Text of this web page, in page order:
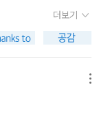
에서는 이 책을 읽
책이다. 중동태
단초를 마련할 수
의 갈등을 조금이
와 아내의 한계를
구하기 위해서는
하는 학문은 다름
학이나 논리학이
방법론으로서 수학
다.어느 시대든 이러
있다.이전 세기에
바 있다.그러나 이
속에서 그러한
분전환 정도밖에
로 나타날 수 있었
가가 쓸고 갔다.
중요한 책들을 담
를 측정하는 것들
장들을 덮으며 보
일까? 그들은 안
. 과학은 이제 산꼭
저자거리의 종교
럽지 않게 여겨야 한
. 그리고 이십년전
>>를 바탕으로 삼
더보기